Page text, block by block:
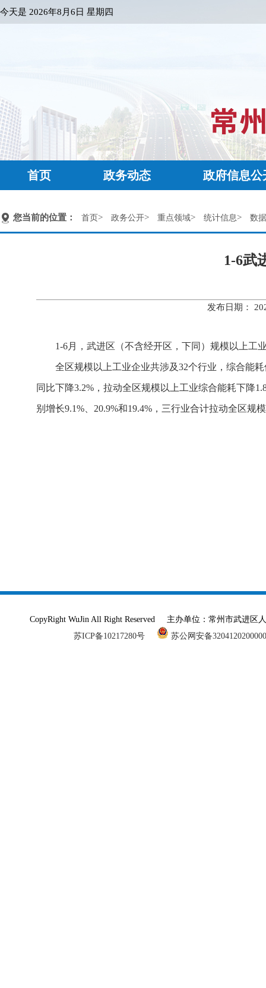
今天是 2026年8月6日 星期四
首页 政务动态 政府信息公
您当前的位置： 首页> 政务公开> 重点领域> 统计信息> 数
1-6武
发布日期：
1-6月，武进区（不含经开区，下同）规模以上工
全区规模以上工业企业共涉及32个行业，综合能
同比下降3.2%，拉动全区规模以上工业综合能耗下降
别增长9.1%、20.9%和19.4%，三行业合计拉动全区规
CopyRight WuJin All Right Reserved 主办单位：常州市武进
苏ICP备10217280号
苏公网安备